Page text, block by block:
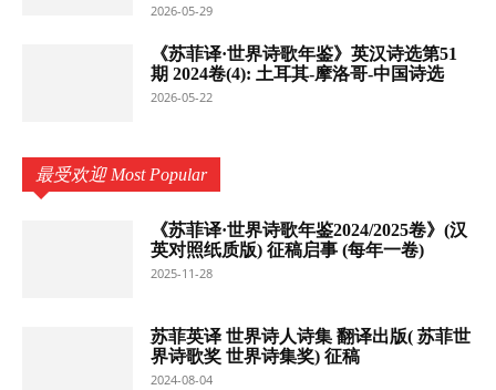
2026-05-29
《苏菲译·世界诗歌年鉴》英汉诗选第51
期 2024卷(4): 土耳其-摩洛哥-中国诗选
2026-05-22
最受欢迎 Most Popular
《苏菲译·世界诗歌年鉴2024/2025卷》(汉
英对照纸质版) 征稿启事 (每年一卷)
2025-11-28
苏菲英译 世界诗人诗集 翻译出版( 苏菲世
界诗歌奖 世界诗集奖) 征稿
2024-08-04